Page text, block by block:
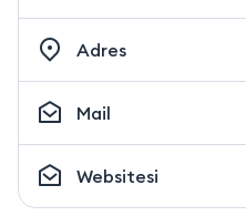
Adres
Mail
Websitesi